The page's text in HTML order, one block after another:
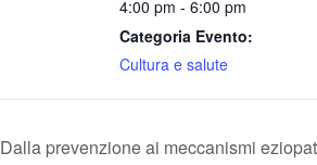
4:00 pm - 6:00 pm
Categoria Evento:
Cultura e salute
Dalla prevenzione ai meccanismi